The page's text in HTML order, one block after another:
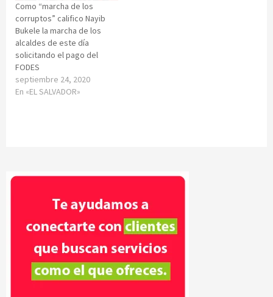
Como “marcha de los
corruptos” califico Nayib
Bukele la marcha de los
alcaldes de este día
solicitando el pago del
FODES
septiembre 24, 2020
En «EL SALVADOR»